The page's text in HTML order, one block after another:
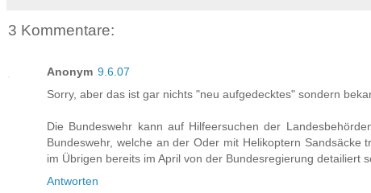
3 Kommentare:
Anonym 9.6.07
Sorry, aber das ist gar nichts "neu aufgedecktes" sondern
Die Bundeswehr kann auf Hilfeersuchen der
Bundeswehr, welche an der Oder mit Helikoptern
im Übrigen bereits im April von der Bundesregierung detailiert
Antworten